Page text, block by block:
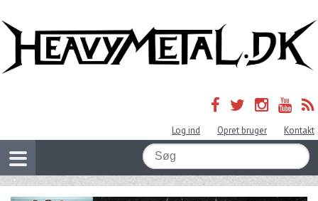
Log ind Opret bruger Kontakt